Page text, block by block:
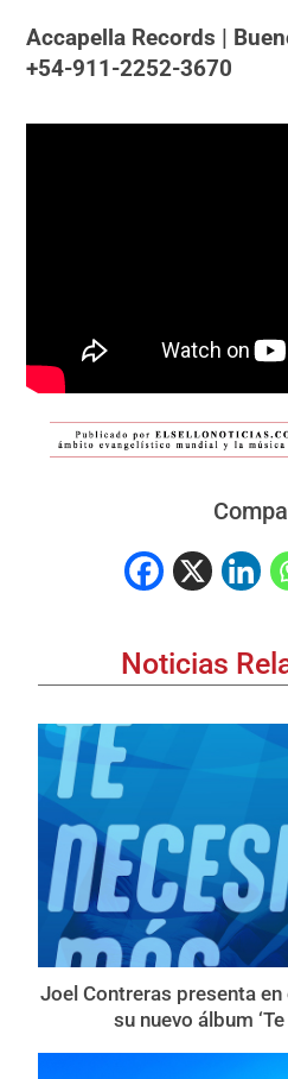
Accapella Records |
+54-911-2252-3670
Noticias
Joel Contreras presenta
su nuevo álbum